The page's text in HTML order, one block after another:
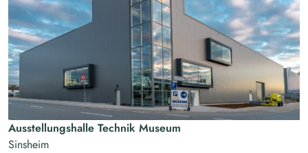
Ausstellungshalle Technik Museum
Sinsheim